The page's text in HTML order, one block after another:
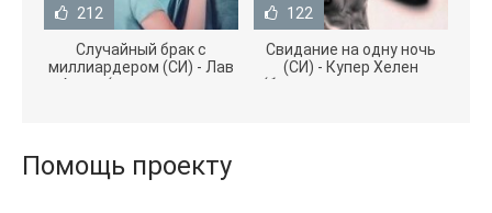
212
Случайный брак с
миллиардером (СИ) - Лав
Агата (полная версия
122
Свидание на одну ночь
(СИ) - Купер Хелен
(бесплатные серии книг
Помощь проекту